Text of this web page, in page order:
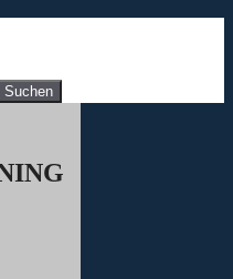
Suchen